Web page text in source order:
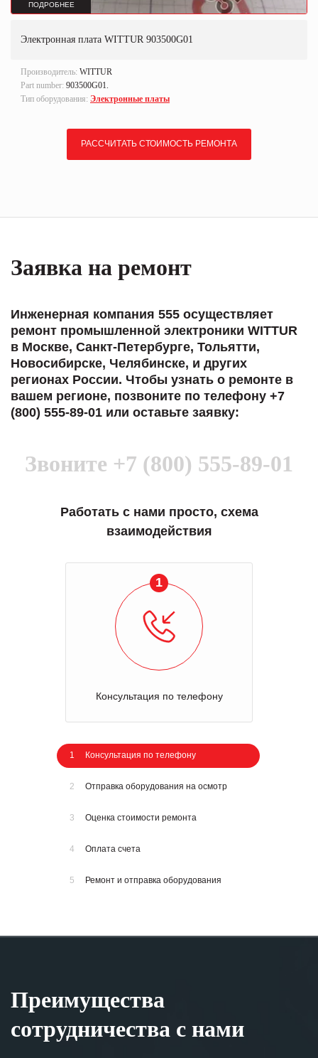
ПОДРОБНЕЕ
Электронная плата WITTUR 903500G01
Производитель: WITTUR
Part number: 903500G01.
Тип оборудования: Электронные платы
РАССЧИТАТЬ СТОИМОСТЬ РЕМОНТА
Заявка на ремонт
Инженерная компания 555 осуществляет
ремонт промышленной электроники WITTUR
в Москве, Санкт-Петербурге, Тольятти,
Новосибирске, Челябинске, и других
регионах России. Чтобы узнать о ремонте в
вашем регионе, позвоните по телефону +7
(800) 555-89-01 или оставьте заявку:
Звоните +7 (800) 555-89-01
Работать с нами просто, схема
взаимодействия
1
Консультация по телефону
1 Консультация по телефону
2 Отправка оборудования на осмотр
3 Оценка стоимости ремонта
4 Оплата счета
5 Ремонт и отправка оборудования
Преимущества
сотрудничества с нами